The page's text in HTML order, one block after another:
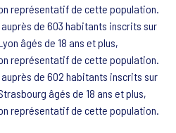
représentatif de cette population.
auprès de 603 habitants inscrits sur
âgés de 18 ans et plus,
représentatif de cette population.
auprès de 602 habitants inscrits sur
âgés de 18 ans et plus,
représentatif de cette population.